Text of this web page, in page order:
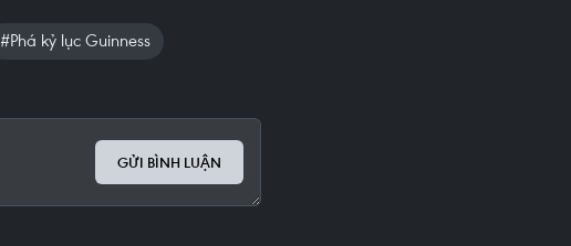
#Phá kỷ lục Guinness
GỬI BÌNH LUẬN